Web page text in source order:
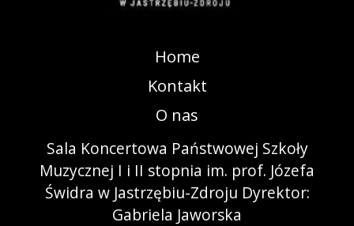
Home
Kontakt
O nas
Sala Koncertowa Państwowej Szkoły
Muzycznej I i II stopnia im. prof. Józefa
Świdra w Jastrzębiu-Zdroju Dyrektor:
Gabriela Jaworska